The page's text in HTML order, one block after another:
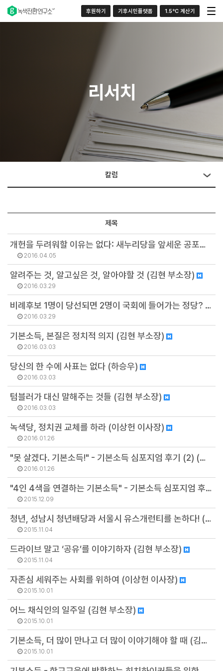
후원하기 기후시민플랫폼 1.5°C 계산기
리서치
칼럼
제목
개헌을 두려워할 이유는 없다: 새누리당을 앞세운 공포정치에 반대한다 (하승우)
2016.04.05
알려주는 것, 알고싶은 것, 알아야할 것 (김현 부소장)
2016.03.29
비례후보 1명이 당선되면 2명이 국회에 들어가는 정당? - 녹색당의 새로운 실험 (김현 부소장)
2016.03.29
기본소득, 본질은 정치적 의지 (김현 부소장)
2016.03.03
당신의 한 수에 사표는 없다 (하승우)
2016.03.03
텀블러가 대신 말해주는 것들 (김현 부소장)
2016.03.03
녹색당, 정치권 교체를 하라 (이상헌 이사장)
2016.01.26
"못 살겠다. 기본소득!" - 기본소득 심포지엄 후기 (2) (김현 부소장)
2016.01.26
"4인 4색을 연결하는 기본소득" - 기본소득 심포지엄 후기 (1) (김현 부소장)
2015.12.09
청년, 성남시 청년배당과 서울시 유스개런티를 논하다! (김현 부소장)
2015.11.04
드라이브 말고 ‘공유’를 이야기하자 (김현 부소장)
2015.11.04
자존심 세워주는 사회를 위하여 (이상헌 이사장)
2015.10.01
어느 채식인의 일주일 (김현 부소장)
2015.10.01
기본소득, 더 많이 만나고 더 많이 이야기해야 할 때 (김현 부소장)
2015.10.01